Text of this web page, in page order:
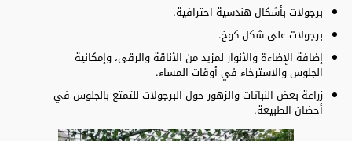
برجولات بأشكال هندسية احترافية.
برجولات على شكل كوخ.
إضافة الإضاءة والأنوار لمزيد من الأناقة والرقى، وإمكانية
الجلوس والاسترخاء في أوقات المساء.
زراعة بعض النباتات والزهور حول البرجولات للتمتع بالجلوس في
أحضان الطبيعة.